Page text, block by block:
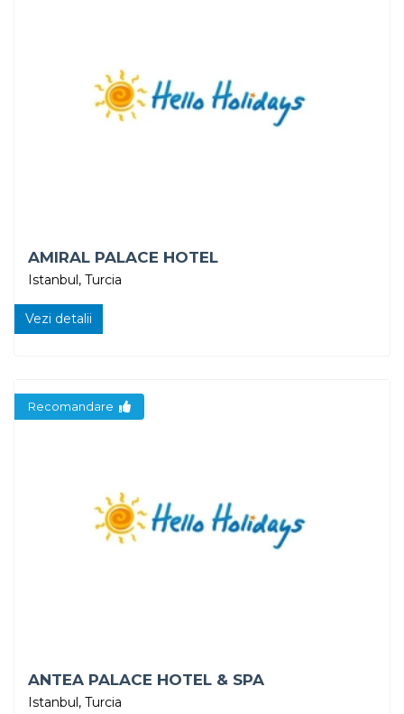
AMIRAL PALACE HOTEL
Istanbul, Turcia
Vezi detalii
Recomandare
ANTEA PALACE HOTEL & SPA
Istanbul, Turcia